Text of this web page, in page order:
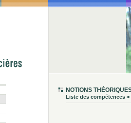
NOTIONS
Liste des compétences